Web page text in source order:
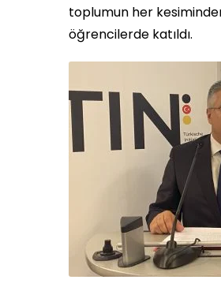
toplumun her
öğrencilerde katıldı.